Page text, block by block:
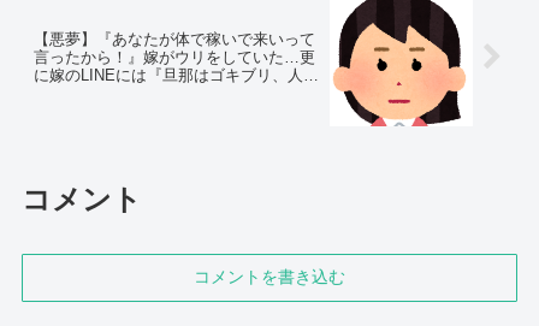
【悪夢】『あなたが体で稼いで来いって
言ったから！』嫁がウリをしていた…更
に嫁のLINEには『旦那はゴキブリ、人間
コメント
コメントを書き込む